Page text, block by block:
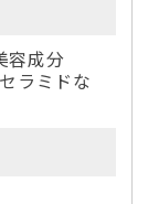
容成分
ラミドな